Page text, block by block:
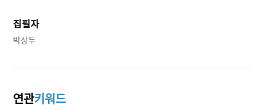
집필자
박상두
연관키워드